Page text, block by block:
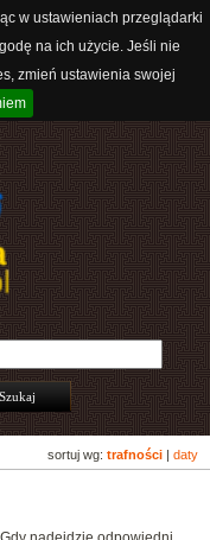
w ustawieniach przeglądarki
na ich użycie. Jeśli nie
zmień ustawienia swojej
sortuj wg: trafności daty